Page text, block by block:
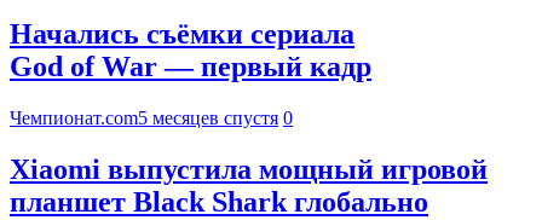
Начались съёмки сериала
God of War — первый кадр
Чемпионат.com5 месяцев спустя 0
Xiaomi выпустила мощный игровой
планшет Black Shark глобально